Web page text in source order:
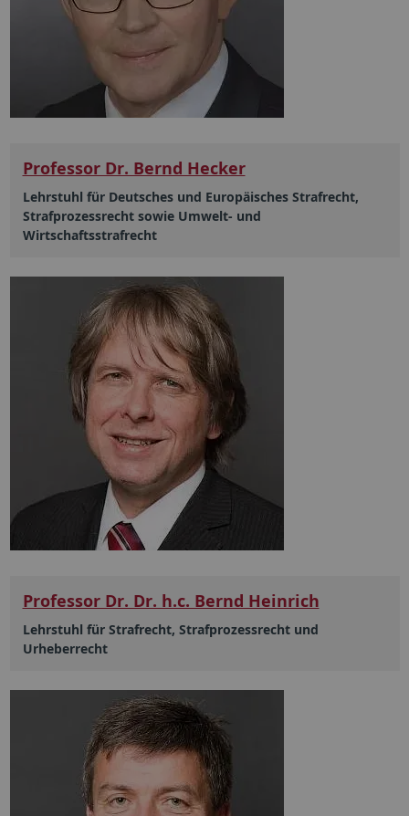
Professor Dr. Bernd Hecker
Lehrstuhl für Deutsches und Europäisches Strafrecht,
Strafprozessrecht sowie Umwelt- und
Wirtschaftsstrafrecht
Professor Dr. Dr. h.c. Bernd Heinrich
Lehrstuhl für Strafrecht, Strafprozessrecht und
Urheberrecht